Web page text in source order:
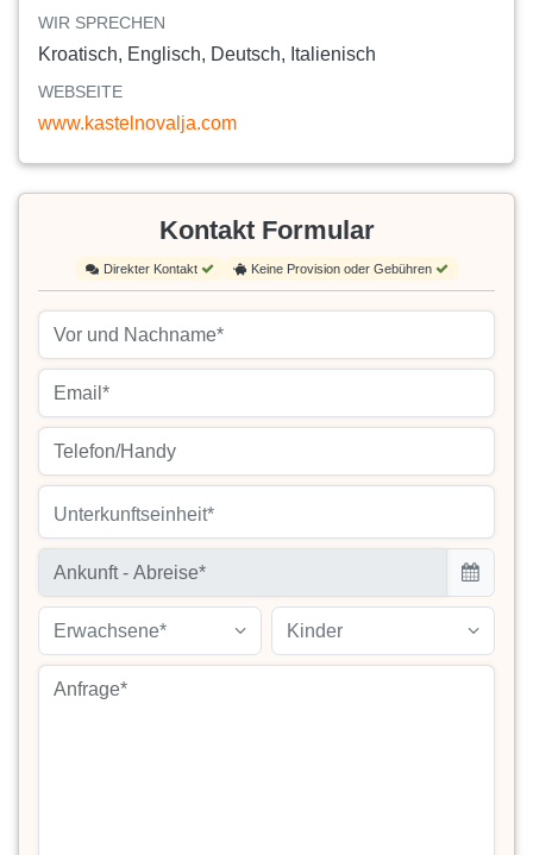
WIR SPRECHEN
Kroatisch, Englisch, Deutsch, Italienisch
WEBSEITE
www.kastelnovalja.com
Kontakt Formular
Direkter Kontakt Keine Provision oder Gebühren
Unterkunftseinheit*
Erwachsene* Kinder